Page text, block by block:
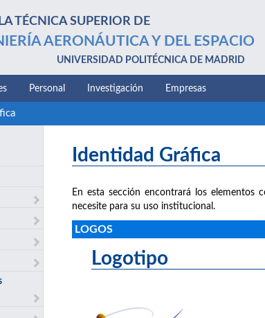
TÉCNICA SUPERIOR DE
AERONÁUTICA Y DEL ESPACIO
UNIVERSIDAD POLITÉCNICA DE MADRID
Personal Investigación Empresas
Identidad Gráfica
En esta sección encontrará los elementos
necesite para su uso institucional.
LOGOS
Logotipo